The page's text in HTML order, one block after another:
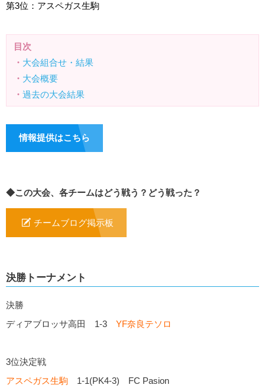
第3位：アスペガス生駒
目次
・ 大会組合せ・結果
・ 大会概要
・ 過去の大会結果
情報提供はこちら
◆この大会、各チームはどう戦う？どう戦った？
チームブログ掲示板
決勝トーナメント
決勝
ディアブロッサ高田 1-3 YF奈良テソロ
3位決定戦
アスペガス生駒 1-1(PK4-3) FC Pasion